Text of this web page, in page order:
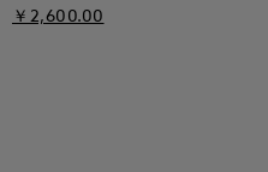
￥2,600.00